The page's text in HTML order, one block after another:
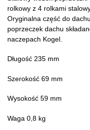
rolkowy z 4 rolkami
Oryginalna część do
poprzeczek dachu
naczepach Kogel.
Długość 235 mm
Szerokość 69 mm
Wysokość 59 mm
Waga 0,8 kg